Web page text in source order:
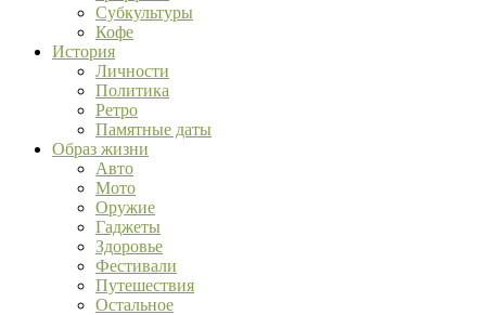
Субкультуры
Кофе
История
Личности
Политика
Ретро
Памятные даты
Образ жизни
Авто
Мото
Оружие
Гаджеты
Здоровье
Фестивали
Путешествия
Остальное